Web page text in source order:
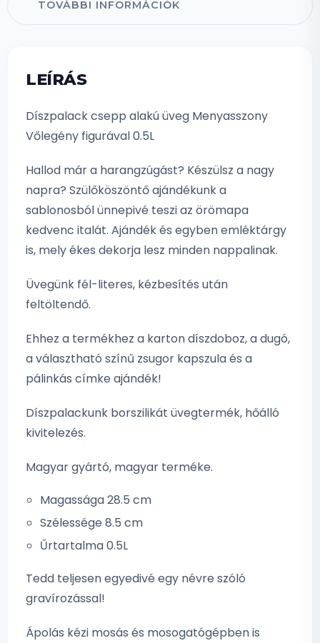
TOVÁBBI INFORMÁCIÓK
LEÍRÁS
Díszpalack csepp alakú üveg Menyasszony
Vőlegény figurával 0.5L
Hallod már a harangzúgást? Készülsz a nagy
napra? Szülőköszöntő ajándékunk a
sablonosból ünnepivé teszi az örömapa
kedvenc italát. Ajándék és egyben emléktárgy
is, mely ékes dekorja lesz minden nappalinak.
Üvegünk fél-literes, kézbesítés után
feltöltendő.
Ehhez a termékhez a karton díszdoboz, a dugó,
a választható színű zsugor kapszula és a
pálinkás címke ajándék!
Díszpalackunk borszilikát üvegtermék, hőálló
kivitelezés.
Magyar gyártó, magyar terméke.
Magassága 28.5 cm
Szélessége 8.5 cm
Űrtartalma 0.5L
Tedd teljesen egyedivé egy névre szóló
gravírozással!
Ápolás kézi mosás és mosogatógépben is